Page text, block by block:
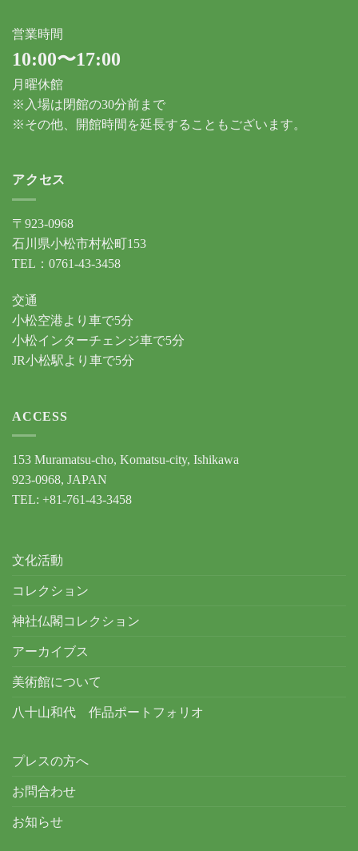
営業時間
10:00〜17:00
月曜休館
※入場は閉館の30分前まで
※その他、開館時間を延長することもございます。
アクセス
〒923-0968
石川県小松市村松町153
TEL：0761-43-3458
交通
小松空港より車で5分
小松インターチェンジ車で5分
JR小松駅より車で5分
ACCESS
153 Muramatsu-cho, Komatsu-city, Ishikawa
923-0968, JAPAN
TEL: +81-761-43-3458
文化活動
コレクション
神社仏閣コレクション
アーカイブス
美術館について
八十山和代 作品ポートフォリオ
プレスの方へ
お問合わせ
お知らせ